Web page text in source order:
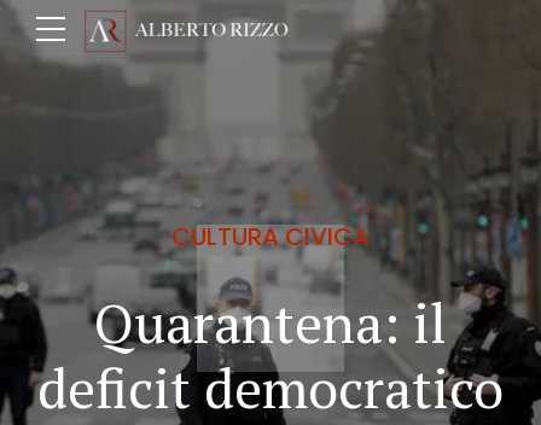
CULTURA CIVICA
Quarantena: il
deficit democratico